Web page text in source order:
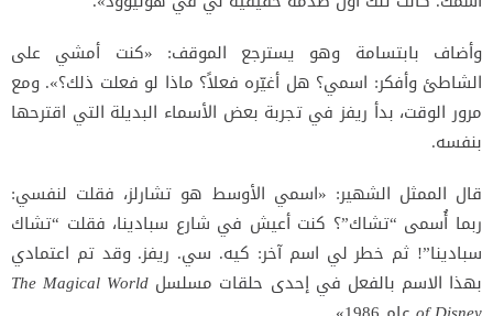
وأضاف بابتسامة وهو يسترجع الموقف: «كنت أمشي على
الشاطئ وأفكر: اسمي؟ هل أغيّره فعلاً؟ ماذا لو فعلت ذلك؟». ومع
مرور الوقت، بدأ ريفز في تجربة بعض الأسماء البديلة التي اقترحها
بنفسه.
قال الممثل الشهير: «اسمي الأوسط هو تشارلز، فقلت لنفسي:
ربما أُسمى “تشاك”؟ كنت أعيش في شارع سبادينا، فقلت “تشاك
سبادينا”! ثم خطر لي اسم آخر: كيه. سي. ريفز. وقد تم اعتمادي
بهذا الاسم بالفعل في إحدى حلقات مسلسل The Magical World